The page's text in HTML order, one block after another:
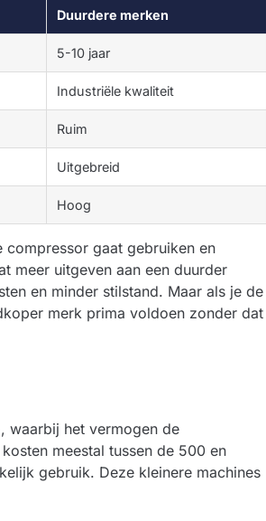
Duurdere merken
5-10 jaar
Industriële kwaliteit
Ruim
Uitgebreid
Hoog
gaat gebruiken en
meer uitgeven aan een duurder
en minder stilstand. Maar als je de
merk prima voldoen zonder dat
waarbij het vermogen de
meestal tussen de 500 en
gebruik. Deze kleinere machines